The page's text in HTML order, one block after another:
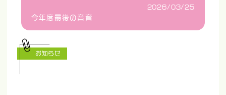
2026/03/25
今年度最後の音育
お知らせ